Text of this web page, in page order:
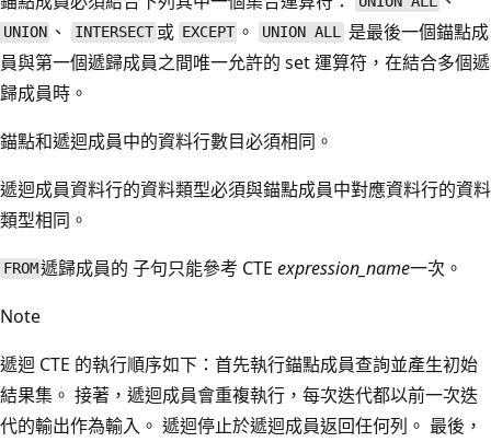
UNION 、 INTERSECT 或 EXCEPT 。 UNION ALL 是最後一個錨點成
員與第一個遞歸成員之間唯一允許的 set 運算符，在結合多個遞
歸成員時。
錨點和遞迴成員中的資料行數目必須相同。
遞迴成員資料行的資料類型必須與錨點成員中對應資料行的資料
類型相同。
FROM遞歸成員的 子句只能參考 CTEexpression_name一次。
Note
遞迴 CTE 的執行順序如下：首先執行錨點成員查詢並產生初始
結果集。 接著，遞迴成員會重複執行，每次迭代都以前一次迭
代的輸出作為輸入。 遞迴停止於遞迴成員返回任何列。 最後，